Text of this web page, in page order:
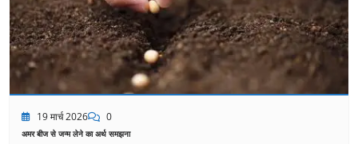
19 मार्च 2026 0
अमर बीज से जन्म लेने का अर्थ समझना